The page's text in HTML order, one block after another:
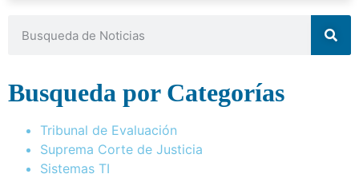
Busqueda por Categorías
Tribunal de Evaluación
Suprema Corte de Justicia
Sistemas TI